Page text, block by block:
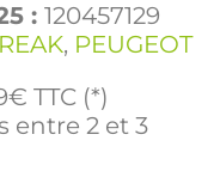
: 120457129
, PEUGEOT
TTC (*)
entre 2 et 3